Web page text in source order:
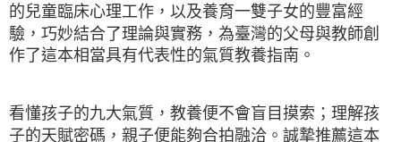
的兒童臨床心理工作，以及養育一雙子女的豐富經
驗，巧妙結合了理論與實務，為臺灣的父母與教師創
作了這本相當具有代表性的氣質教養指南。
看懂孩子的九大氣質，教養便不會盲目摸索；理解孩
子的天賦密碼，親子便能夠合拍融洽。誠摯推薦這本